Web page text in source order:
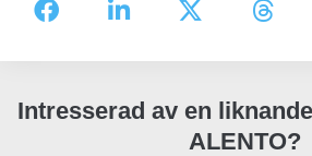
Intresserad av en
ALENTO?